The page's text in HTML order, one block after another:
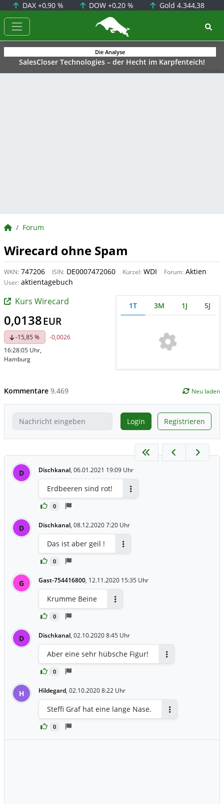
DAX +0,90 % DOW+0,20 % Gold 4.344,38
BörsenNEWS.de
Die Analyse
SalesCloser Technologies – der Hecht im Karpfenteich!
BörsenNEWS.de
Forum
Wirecard ohne Spam
WKN: 747206 ISIN: DE0007472060 Kürzel: WDI Forum: Aktien
User: aktientagebuch
Kurs Wirecard
0,0138EUR
-15,85 %
-0,0026
16:28:05 Uhr,
Hamburg
1T 3M 1J 5J
Kommentare 9.469 Neu laden
Login Registrieren
D Dischkanal, 06.01.2021 19:09 Uhr
0
Erdbeeren sind rot!
D Dischkanal, 08.12.2020 7:20 Uhr
0
Das ist aber geil !
G Gast-754416800, 12.11.2020 15:35 Uhr
0
Krumme Beine
D Dischkanal, 02.10.2020 8:45 Uhr
0
Aber eine sehr hübsche Figur!
H Hildegard, 02.10.2020 8:22 Uhr
0
Steffi Graf hat eine lange Nase.